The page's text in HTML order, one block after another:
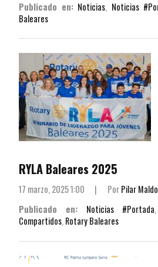
Publicado en: Noticias, Noticias
Baleares
RYLA Baleares 2025
17 marzo, 2025 1:00 | PorPilar
Publicado en:
Noticias #Portada
Compartidos,Rotary Baleares